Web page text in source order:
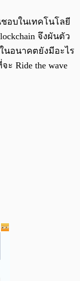
อบในเทคโนโลยี
จึงผันตัว
นอนาคตยังมีอะไร
Ride the wave